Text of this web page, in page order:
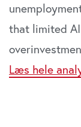
that limited
Læs hele